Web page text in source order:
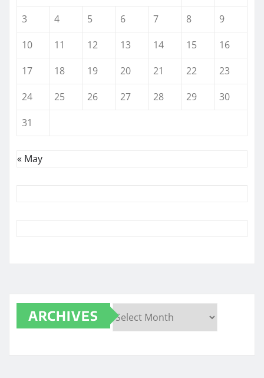
3
4 5 6 7 8
9
10
11 12 13 14 15
16
17
18 19 20 21 22
23
24
25 26 27 28 29
30
31
« May
ARCHIVES